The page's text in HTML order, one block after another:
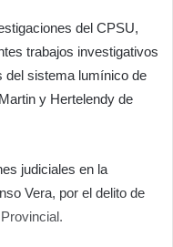
del CPSU,
trabajos investigativos
del sistema lumínico de
y Hertelendy de
judiciales en la
Vera, por el delito de